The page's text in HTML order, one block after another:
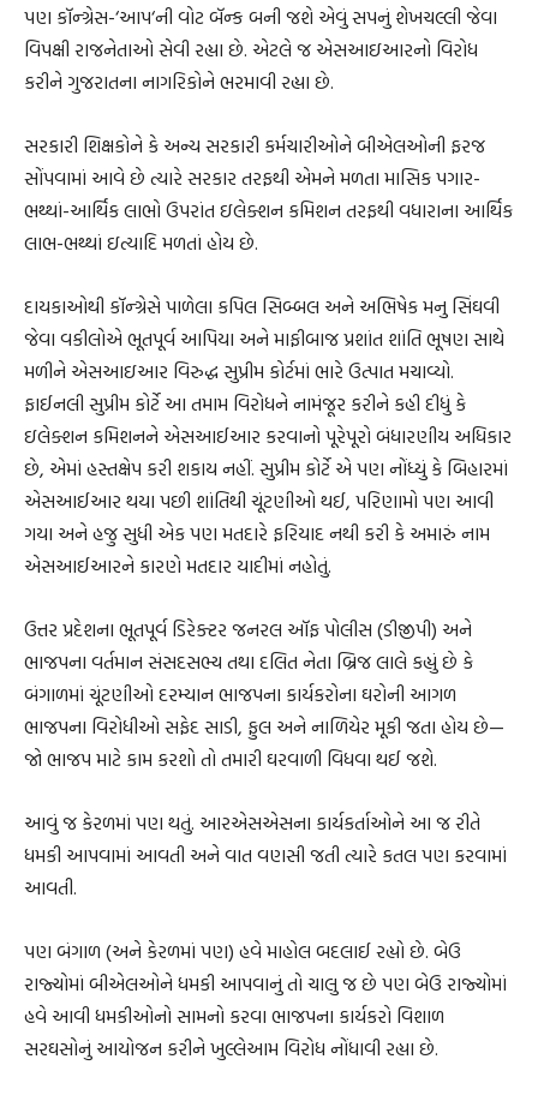
પણ કૉન્ગ્રેસ-‘આપ‘ની વોટ બૅન્ક બની જશે એવું સપનું શેખચલ્લી જેવા
વિપક્ષી રાજનેતાઓ સેવી રહ્યા છે. એટલે જ એસઆઇઆરનો વિરોધ
કરીને ગુજરાતના નાગરિકોને ભરમાવી રહ્યા છે.
સરકારી શિક્ષકોને કે અન્ય સરકારી કર્મચારીઓને બીએલઓની ફરજ
સોંપવામાં આવે છે ત્યારે સરકાર તરફથી એમને મળતા માસિક પગાર-
ભથ્થાં-આર્થિક લાભો ઉપરાંત ઇલેક્શન કમિશન તરફથી વધારાના આર્થિક
લાભ-ભથ્થાં ઇત્યાદિ મળતાં હોય છે.
દાયકાઓથી કૉન્ગ્રેસે પાળેલા કપિલ સિબ્બલ અને અભિષેક મનુ સિંઘવી
જેવા વકીલોએ ભૂતપૂર્વ આપિયા અને માફીબાજ પ્રશાંત શાંતિ ભૂષણ સાથે
મળીને એસઆઇઆર વિરુદ્ધ સુપ્રીમ કોર્ટમાં ભારે ઉત્પાત મચાવ્યો.
ફાઈનલી સુપ્રીમ કોર્ટે આ તમામ વિરોધને નામંજૂર કરીને કહી દીધું કે
ઇલેક્શન કમિશનને એસઆઈઆર કરવાનો પૂરેપૂરો બંધારણીય અધિકાર
છે, એમાં હસ્તક્ષેપ કરી શકાય નહીં. સુપ્રીમ કોર્ટે એ પણ નોંધ્યું કે બિહારમાં
એસઆઈઆર થયા પછી શાંતિથી ચૂંટણીઓ થઈ, પરિણામો પણ આવી
ગયા અને હજુ સુધી એક પણ મતદારે ફરિયાદ નથી કરી કે અમારું નામ
એસઆઈઆરને કારણે મતદાર યાદીમાં નહોતું.
ઉત્તર પ્રદેશના ભૂતપૂર્વ ડિરેક્ટર જનરલ ઑફ પોલીસ (ડીજીપી) અને
ભાજપના વર્તમાન સંસદસભ્ય તથા દલિત નેતા બ્રિજ લાલે કહ્યું છે કે
બંગાળમાં ચૂંટણીઓ દરમ્યાન ભાજપના કાર્યકરોના ઘરોની આગળ
ભાજપના વિરોધીઓ સફેદ સાડી, ફુલ અને નાળિયેર મૂકી જતા હોય છે—
જો ભાજપ માટે કામ કરશો તો તમારી ઘરવાળી વિધવા થઈ જશે.
આવું જ કેરળમાં પણ થતું. આરએસએસના કાર્યકર્તાઓને આ જ રીતે
ધમકી આપવામાં આવતી અને વાત વણસી જતી ત્યારે કતલ પણ કરવામાં
આવતી.
પણ બંગાળ (અને કેરળમાં પણ) હવે માહોલ બદલાઈ રહ્યો છે. બેઉ
રાજ્યોમાં બીએલઓને ધમકી આપવાનું તો ચાલુ જ છે પણ બેઉ રાજ્યોમાં
હવે આવી ધમકીઓનો સામનો કરવા ભાજપના કાર્યકરો વિશાળ
સરઘસોનું આયોજન કરીને ખુલ્લેઆમ વિરોધ નોંધાવી રહ્યા છે.